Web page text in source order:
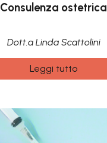
Consulenza ostetrica
Dott.a Linda Scattolini
Leggi tutto